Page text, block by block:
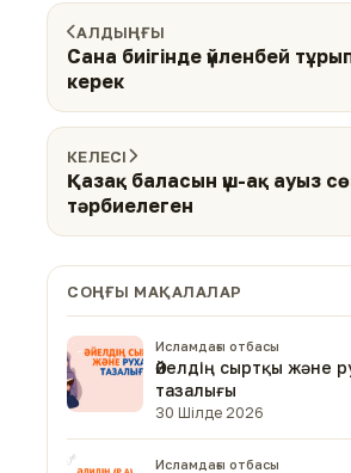
АЛДЫҢҒЫ
Сана биігінде үйленбей
керек
КЕЛЕСІ
Қазақ баласын үш-ақ ауыз
тәрбиелеген
СОҢҒЫ МАҚАЛАЛАР
Исламдағы отбасы
Әйелдің сыртқы және
тазалығы
30 Шілде 2026
Исламдағы отбасы